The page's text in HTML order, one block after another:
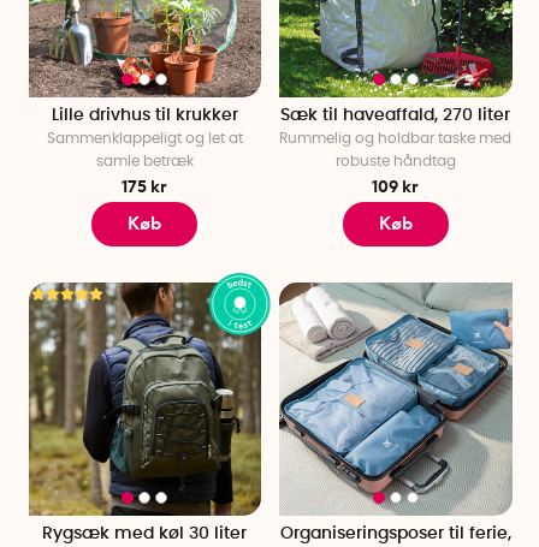
person. Med en gave udvalgt efter interesse viser du, at du
holder af modtageren på det personlige plan, og det vil helt
sikkert være en værdsat gave.
Skal du til en fest med et særligt tema? Så kan det være sjovt
at medbringe en lille temagave, der passer godt til festens
aktuelle tema.
Oplev vores store og håndplukkede sortiment af gaver og
afgiv din bestilling i dag!
Lille drivhus til krukker
Sammenklappeligt og let at
samle betræk
175 kr
Køb
Sæk til haveaffald, 270 liter
Rummelig og holdbar taske med
robuste håndtag
109 kr
Køb
Rygsæk med køl 30 liter
Organiseringsposer til ferie,